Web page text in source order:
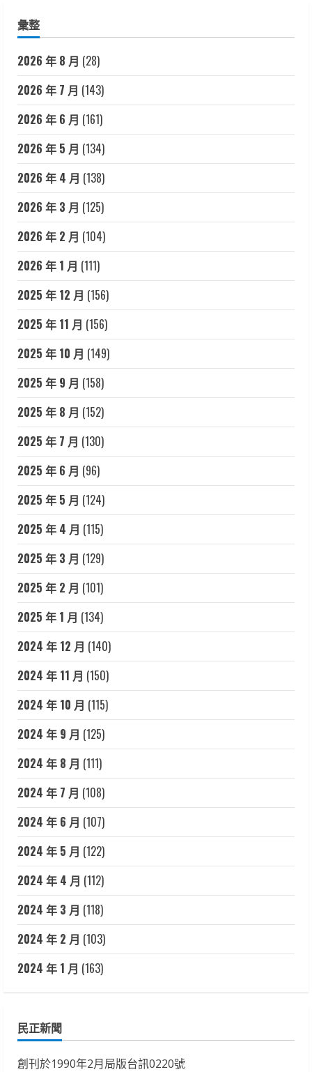
彙整
2026 年 8 月 (28)
2026 年 7 月 (143)
2026 年 6 月 (161)
2026 年 5 月 (134)
2026 年 4 月 (138)
2026 年 3 月 (125)
2026 年 2 月 (104)
2026 年 1 月 (111)
2025 年 12 月 (156)
2025 年 11 月 (156)
2025 年 10 月 (149)
2025 年 9 月 (158)
2025 年 8 月 (152)
2025 年 7 月 (130)
2025 年 6 月 (96)
2025 年 5 月 (124)
2025 年 4 月 (115)
2025 年 3 月 (129)
2025 年 2 月 (101)
2025 年 1 月 (134)
2024 年 12 月 (140)
2024 年 11 月 (150)
2024 年 10 月 (115)
2024 年 9 月 (125)
2024 年 8 月 (111)
2024 年 7 月 (108)
2024 年 6 月 (107)
2024 年 5 月 (122)
2024 年 4 月 (112)
2024 年 3 月 (118)
2024 年 2 月 (103)
2024 年 1 月 (163)
民正新聞
創刊於1990年2月局版台訊0220號